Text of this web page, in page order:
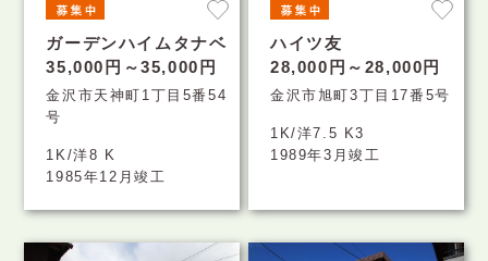
ガーデンハイムタナベ
35,000円～35,000円
金沢市天神町1丁目5番54
号
1K/洋8 K
1985年12月竣工
ハイツ友
28,000円～28,000円
金沢市旭町3丁目17番5号
1K/洋7.5 K3
1989年3月竣工